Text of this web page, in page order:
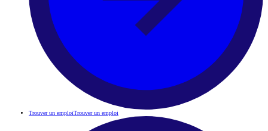
Trouver un emploiTrouver un emploi